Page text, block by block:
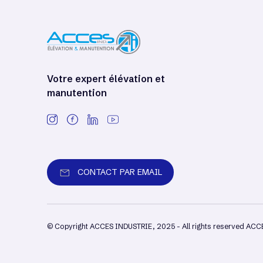
Votre expert élévation et
manutention
CONTACT PAR EMAIL
© Copyright ACCES INDUSTRIE, 2025 - All rights reserved